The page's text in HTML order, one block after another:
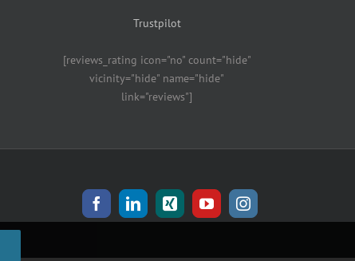
Trustpilot
[reviews_rating icon="no" count="hide"
vicinity="hide" name="hide"
link="reviews"]
FacebookLinkedInXing YouTubeInstagram